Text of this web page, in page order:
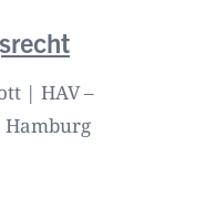
| HAV –
Hamburg